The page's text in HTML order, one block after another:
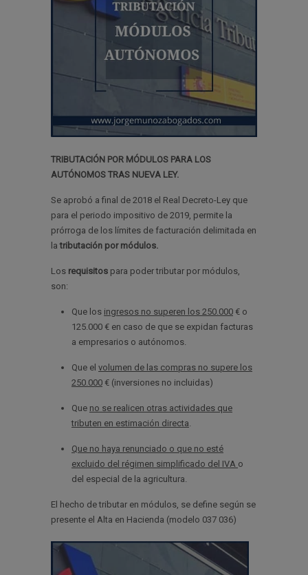
TRIBUTACIÓN POR MÓDULOS PARA LOS
AUTÓNOMOS TRAS NUEVA LEY.
Se aprobó a final de 2018 el Real Decreto-Ley que
para el periodo impositivo de 2019, permite la
prórroga de los límites de facturación delimitada en
latributación por módulos.
Los requisitos para poder tributar por módulos,
son:
Que los ingresos no superen los 250.000 € o
125.000 € en caso de que se expidan facturas
a empresarios o autónomos.
Que el volumen de las compras no supere los
250.000 € (inversiones no incluidas)
Que no se realicen otras actividades que
tributen en estimación directa.
Que no haya renunciado o que no esté
excluido del régimen simplificado del IVA o
del especial de la agricultura.
El hecho de tributar en módulos, se define según se
presente el Alta en Hacienda (modelo 037 036)